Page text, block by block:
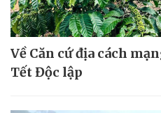
Về Căn cứ địa cách
Tết Độc lập